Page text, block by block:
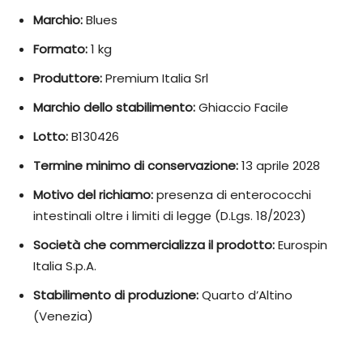
Marchio:Blues
Formato:1 kg
Produttore:Premium Italia Srl
Marchio dello stabilimento:Ghiaccio Facile
Lotto:B130426
Termine minimo di conservazione:13 aprile 2028
Motivo del richiamo:presenza di enterococchi
intestinali oltre i limiti di legge (D.Lgs. 18/2023)
Società che commercializza il prodotto:Eurospin
Italia S.p.A.
Stabilimento di produzione:Quarto d’Altino
(Venezia)